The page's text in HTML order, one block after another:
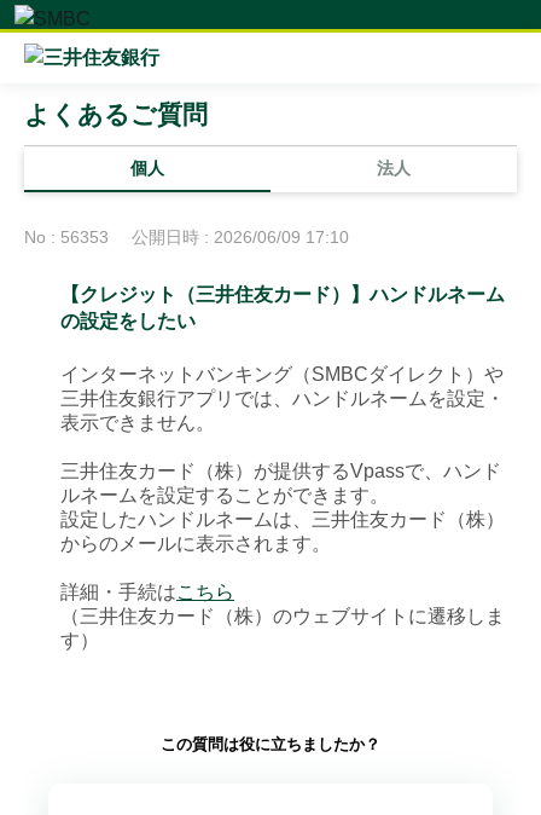
個人 法人
よくあるご質問
No : 56353 公開日時 : 2026/06/09 17:10
【クレジット（三井住友カード）】ハンドルネーム
の設定をしたい
インターネットバンキング（SMBCダイレクト）や
三井住友銀行アプリでは、ハンドルネームを設定・
表示できません。
三井住友カード（株）が提供するVpassで、ハンド
ルネームを設定することができます。
設定したハンドルネームは、三井住友カード（株）
からのメールに表示されます。
詳細・手続はこちら
（三井住友カード（株）のウェブサイトに遷移しま
す）
この質問は役に立ちましたか？